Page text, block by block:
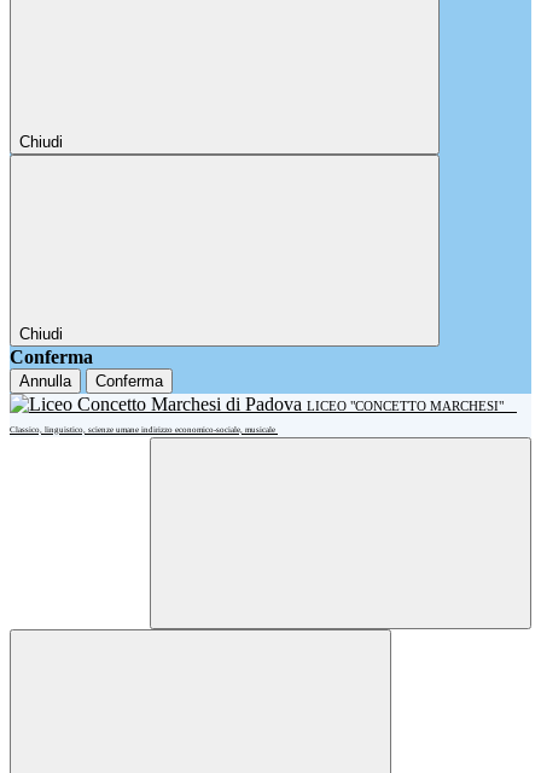
Chiudi
Chiudi
Conferma
Annulla Conferma
LICEO "CONCETTO MARCHESI"
Classico, linguistico, scienze umane indirizzo economico-sociale, musicale